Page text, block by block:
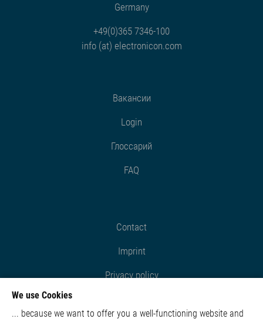
Germany
+49(0)365 7346-100
info (at) electronicon.com
Вакансии
Login
Глоссарий
FAQ
Contact
Imprint
Privacy policy
We use Cookies
... because we want to offer you a well-functioning website and